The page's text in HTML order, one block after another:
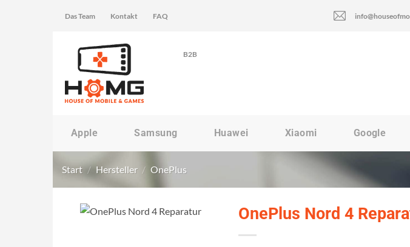
Inhalt
Das Team Kontakt FAQ
B2B
Apple Samsung Huawei Xiaomi Google
Start / Hersteller / OnePlus
OnePlus Nord 4